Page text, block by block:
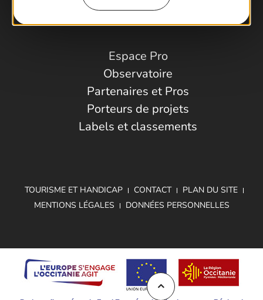
Comment venir ?
Espace Pro
Observatoire
Partenaires et Pros
Porteurs de projets
Labels et classements
TOURISME ET HANDICAP CONTACT
PLAN DU SITE
MENTIONS LÉGALES
DONNÉES PERSONNELLES